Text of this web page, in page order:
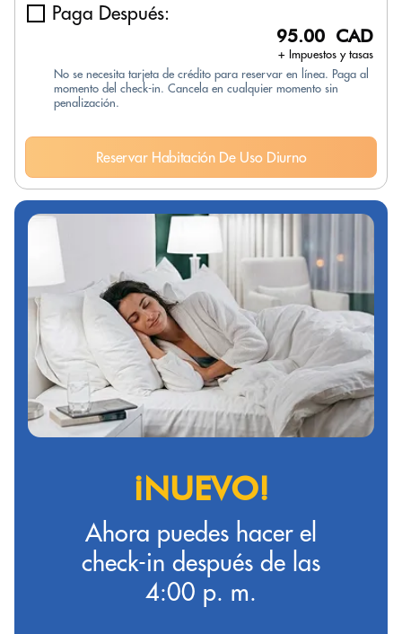
Paga Después:
95.00 CAD
+ Impuestos y tasas
No se necesita tarjeta de crédito para reservar en línea. Paga al
momento del check-in. Cancela en cualquier momento sin
penalización.
Reservar Habitación De Uso Diurno
¡NUEVO!
Ahora puedes hacer el
check-in después de las
4:00 p. m.